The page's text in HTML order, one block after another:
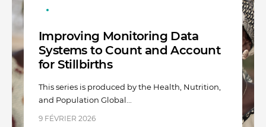
DOMESTIQUES (DRUM)
NUTRITION
QUALITÉ DES SOINS
RENFORCEMENT DES SYSTÈMES DE SANTÉ
SOINS DE SANTÉ PRIMAIRE
SUIVI DE ROUTINE
DIRECTIVES
ÉCHANTILLONS/EXEMPLES
ÉTUDES DE CAS - CONNAISSANCES & APPRENTISSAGE
INFOGRAPHIE NOTES SYNTHÉTIQUES
PRÉSENTATIONS PROCÉDURES RAPPORTS
STRATÉGIES
Improving Monitoring Data
Systems to Count and Account
for Stillbirths
This series is produced by the Health, Nutrition,
and Population Global...
9 FÉVRIER 2026